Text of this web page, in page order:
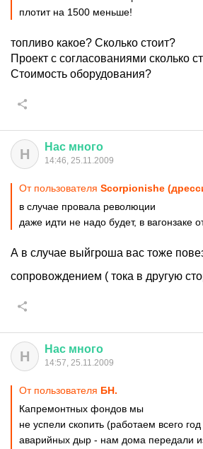
плотит на 1500 меньше!
топливо какое? Сколько стоит?
Проект с согласованиями сколько
Стоимость оборудования?
Н Нас много
14:46, 25.11.2009
От пользователя Scorpionishe
в случае провала революции
даже идти не надо будет, в вагонзаке
А в случае выйгроша вас тоже
сопровождением ( тока в другую
Н Нас много
14:57, 25.11.2009
От пользователя БН.
Капремонтных фондов мы
не успели скопить (работаем всего
аварийных дыр - нам дома передали